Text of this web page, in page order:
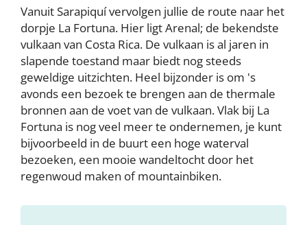
Vanuit Sarapiquí vervolgen jullie de route naar het
dorpje La Fortuna. Hier ligt Arenal; de bekendste
vulkaan van Costa Rica. De vulkaan is al jaren in
slapende toestand maar biedt nog steeds
geweldige uitzichten. Heel bijzonder is om 's
avonds een bezoek te brengen aan de thermale
bronnen aan de voet van de vulkaan. Vlak bij La
Fortuna is nog veel meer te ondernemen, je kunt
bijvoorbeeld in de buurt een hoge waterval
bezoeken, een mooie wandeltocht door het
regenwoud maken of mountainbiken.